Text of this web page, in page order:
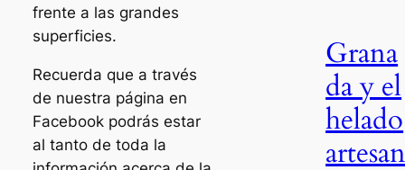
frente a las grandes
superficies.
Recuerda que a través
de nuestra página en
Facebook podrás estar
al tanto de toda la
Grana
da y el
helado